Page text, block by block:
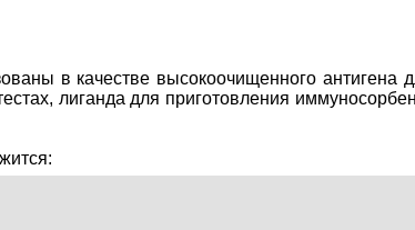
в качестве высокоочищенного
лиганда для приготовления